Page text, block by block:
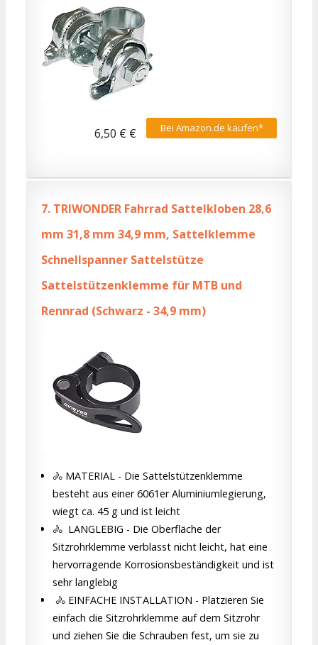
Bei Amazon.de kaufen*
6,50 € €
7. TRIWONDER Fahrrad Sattelkloben 28,6
mm 31,8 mm 34,9 mm, Sattelklemme
Schnellspanner Sattelstütze
Sattelstützenklemme für MTB und
Rennrad (Schwarz - 34,9 mm)
‍🚴‍ MATERIAL - Die Sattelstützenklemme
besteht aus einer 6061er Aluminiumlegierung,
wiegt ca. 45 g und ist leicht
‍🚴‍ ‍ LANGLEBIG - Die Oberfläche der
Sitzrohrklemme verblasst nicht leicht, hat eine
hervorragende Korrosionsbeständigkeit und ist
sehr langlebig
‍ ‍🚴‍ EINFACHE INSTALLATION - Platzieren Sie
einfach die Sitzrohrklemme auf dem Sitzrohr
und ziehen Sie die Schrauben fest, um sie zu